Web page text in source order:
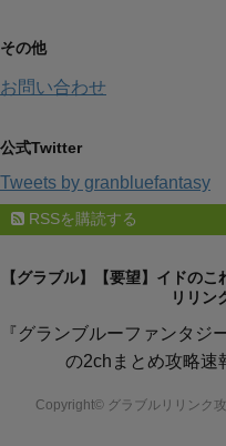
その他
お問い合わせ
公式Twitter
Tweets by granbluefantasy
RSSを購読する
【グラブル】【要望】イドの
リリン
『グランブルーファンタジ
の2chまとめ攻略速
Copyright© グラブルリリンク